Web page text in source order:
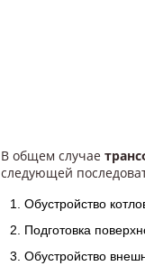
В общем случае
следующей
Обустройство
Подготовка
Обустройство